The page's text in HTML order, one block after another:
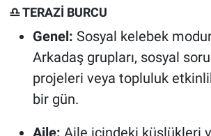
♎ TERAZİ BURCU
Genel: Sosyal kelebek
Arkadaş grupları, sosyal
projeleri veya topluluk
bir gün.